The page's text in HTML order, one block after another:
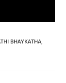
BHAYKATHA